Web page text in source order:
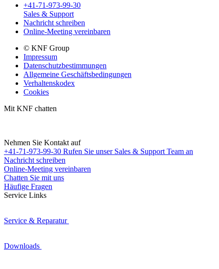
+41-71-973-99-30
Sales & Support
Nachricht schreiben
Online-Meeting vereinbaren
© KNF Group
Impressum
Datenschutzbestimmungen
Allgemeine Geschäftsbedingungen
Verhaltenskodex
Cookies
Mit KNF chatten
Nehmen Sie Kontakt auf
+41-71-973-99-30 Rufen Sie unser Sales & Support Team an
Nachricht schreiben
Online-Meeting vereinbaren
Chatten Sie mit uns
Häufige Fragen
Service Links
Service & Reparatur
Downloads